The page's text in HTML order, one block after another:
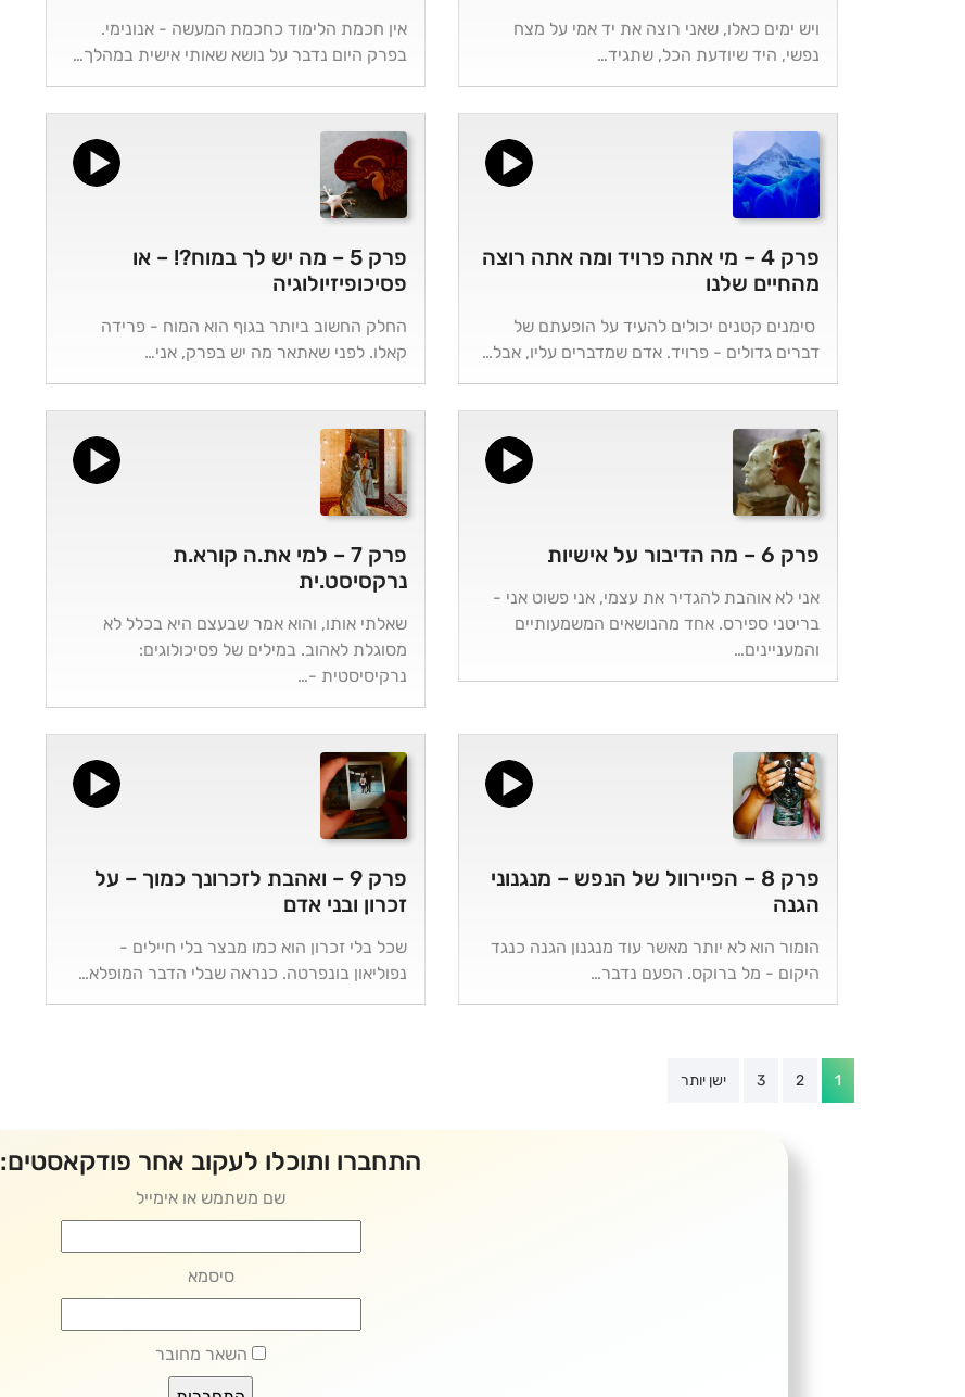
ויש ימים כאלו, שאני רוצה את יד אמי על מצח
נפשי, היד שיודעת הכל, שתגיד…
אין חכמת הלימוד כחכמת המעשה - אנונימי.
בפרק היום נדבר על נושא שאותי אישית במהלך…
פרק 4 – מי אתה פרויד ומה אתה רוצה
מהחיים שלנו
סימנים קטנים יכולים להעיד על הופעתם של
דברים גדולים - פרויד. אדם שמדברים עליו, אבל…
פרק 5 – מה יש לך במוח?! – או
פסיכופיזיולוגיה
החלק החשוב ביותר בגוף הוא המוח - פרידה
קאלו. לפני שאתאר מה יש בפרק, אני…
פרק 6 – מה הדיבור על אישיות
אני לא אוהבת להגדיר את עצמי, אני פשוט אני -
בריטני ספירס. אחד מהנושאים המשמעותיים
והמעניינים…
פרק 7 – למי את.ה קורא.ת
נרקסיסט.ית
שאלתי אותו, והוא אמר שבעצם היא בכלל לא
מסוגלת לאהוב. במילים של פסיכולוגים:
נרקיסיסטית -…
פרק 8 – הפיירוול של הנפש – מנגנוני
הגנה
הומור הוא לא יותר מאשר עוד מנגנון הגנה כנגד
היקום - מל ברוקס. הפעם נדבר…
פרק 9 – ואהבת לזכרונך כמוך – על
זכרון ובני אדם
שכל בלי זכרון הוא כמו מבצר בלי חיילים -
נפוליאון בונפרטה. כנראה שבלי הדבר המופלא…
Posts
1
2
3 ישן יותר
התחברו ותוכלו לעקוב אחר פודקאסטים:
שם משתמש או אימייל
סיסמא
השאר מחובר